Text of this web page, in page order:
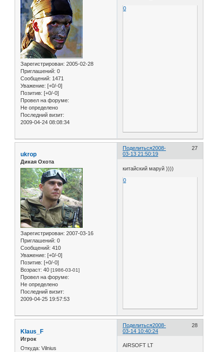
Зарегистрирован: 2005-02-28
Приглашений: 0
Сообщений: 1471
Уважение: [+0/-0]
Позитив: [+0/-0]
Провел на форуме:
Не определено
Последний визит:
2009-04-24 08:08:34
0
Поделиться 27
2008-
03-13 21:50:19
ukrop
Дикая Охота
Зарегистрирован: 2007-03-16
Приглашений: 0
Сообщений: 410
Уважение: [+0/-0]
Позитив: [+0/-0]
Возраст: 40 [1986-03-01]
Провел на форуме:
Не определено
Последний визит:
2009-04-25 19:57:53
китайский маруй ))))
0
Поделиться 28
2008-
03-14 10:40:24
Klaus_F
Игрок
Откуда: Vilnius
AIRSOFT LT